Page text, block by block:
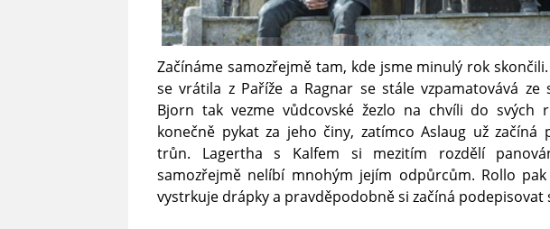
Začínáme samozřejmě tam, kde jsme minulý rok
se vrátila z Paříže a Ragnar se stále vzpamatovává ze
Bjorn tak vezme vůdcovské žezlo na chvíli do svých
konečně pykat za jeho činy, zatímco Aslaug už začíná
trůn. Lagertha s Kalfem si mezitím rozdělí
samozřejmě nelíbí mnohým jejím odpůrcům. Rollo
vystrkuje drápky a pravděpodobně si začíná podepisovat